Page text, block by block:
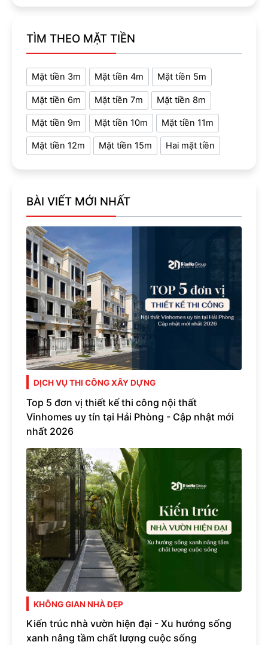
TÌM THEO MẶT TIỀN
Mặt tiền 3m Mặt tiền 4m Mặt tiền 5m
Mặt tiền 6m Mặt tiền 7m Mặt tiền 8m
Mặt tiền 9m Mặt tiền 10m Mặt tiền 11m
Mặt tiền 12m Mặt tiền 15m Hai mặt tiền
BÀI VIẾT MỚI NHẤT
DỊCH VỤ THI CÔNG XÂY DỰNG
Top 5 đơn vị thiết kế thi công nội thất
Vinhomes uy tín tại Hải Phòng - Cập nhật mới
nhất 2026
KHÔNG GIAN NHÀ ĐẸP
Kiến trúc nhà vườn hiện đại - Xu hướng sống
xanh nâng tầm chất lượng cuộc sống